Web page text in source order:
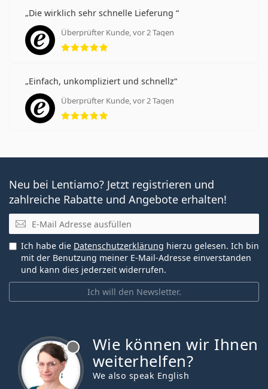
DAILIES Total 1 for Astigmatism
MyDay daily disposable Toric
Zusammenhängende Artikel aus
unserem Blog
Was ist Astigmatismus?
Gewöhnung an Kontaktlinsen: Wie lange dauert es?
Astigmatismus Test!
Am häufigsten werden sie mit den Augentropfen
Solunate Eye Drops 15 mlverkauft.
Es ist ein Medizinprodukt. Lesen Sie vor dem Gebrauch
die Anleitung.
Die wirklich sehr schnelle Lieferung
Überprüfter Kunde, vor 2 Tagen
Bewertung 5 aus 5
Einfach, unkompliziert und schnellz
Überprüfter Kunde, vor 2 Tagen
Bewertung 5 aus 5
Neu bei Lentiamo? Jetzt registrieren und
zahlreiche Rabatte und Angebote erhalten!
E-Mail
Ich will den Newsletter.
Ich habe die Datenschutzerklärung hierzu gelesen. Ich bin
mit der Benutzung meiner E-Mail-Adresse einverstanden
und kann dies jederzeit widerrufen.
Wie können wir Ihnen
weiterhelfen?
We also speak English